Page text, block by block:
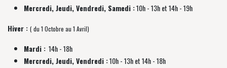
Mercredi, Jeudi, Vendredi, Samedi :10h - 13h et 14h - 19h
Hiver : ( du 1 Octobre au 1 Avril)
Mardi : 14h - 18h
Mercredi, Jeudi, Vendredi :10h - 13h et 14h - 18h